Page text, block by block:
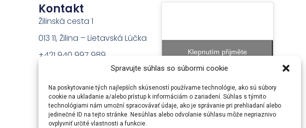
Spravujte súhlas so súbormi cookie
Na poskytovanie tých najlepších skúseností používame technológie, ako sú súbory
cookie na ukladanie a/alebo prístup k informáciám o zariadení. Súhlas s týmito
technológiami nám umožní spracovávať údaje, ako je správanie pri prehliadaní alebo
jedinečné ID na tejto stránke. Nesúhlas alebo odvolanie súhlasu môže nepriaznivo
ovplyvniť určité vlastnosti a funkcie.
Kontakt
Žilinská cesta 1
013 11, Žilina – Lietavská Lúčka
+421 940 997 989
sales@campermaniacs.sk
Klepnutím přijměte